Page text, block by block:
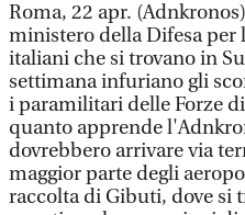
Roma, 22 apr.
ministero della Difesa per
italiani che si trovano in
settimana infuriano gli
i paramilitari delle Forze
quanto apprende
dovrebbero arrivare via
maggior parte degli
raccolta di Gibuti, dove si